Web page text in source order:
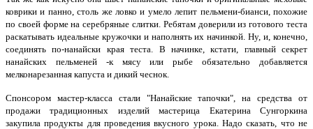
коврики и панно, столь же ловко и умело лепит пельмени-бианси, похожие
по своей форме на серебряные слитки. Ребятам доверили из готового теста
раскатывать идеальные кружочки и наполнять их начинкой. Ну, и, конечно,
соединять по-нанайски края теста. В начинке, кстати, главный секрет
нанайских пельменей -к мясу или рыбе обязательно добавляется
мелконарезанная капуста и дикий чеснок.
Спонсором мастер-класса стали "Нанайские тапочки", на средства от
продажи традиционных изделий мастерица Екатерина Сунгоркина
закупила продукты для проведения вкусного урока. Надо сказать, что не